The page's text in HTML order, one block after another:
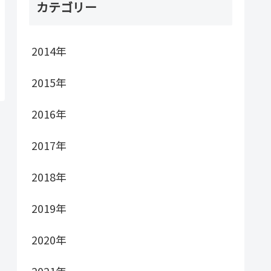
カテゴリー
2014年
2015年
2016年
2017年
2018年
2019年
2020年